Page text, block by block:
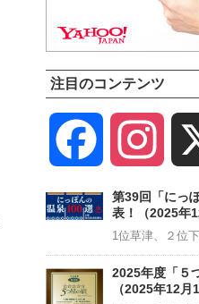
注目のコンテンツ
Facebook
第39回「にっ
表！（2025年
1位草津、２位
2025年度「５
（2025年12月